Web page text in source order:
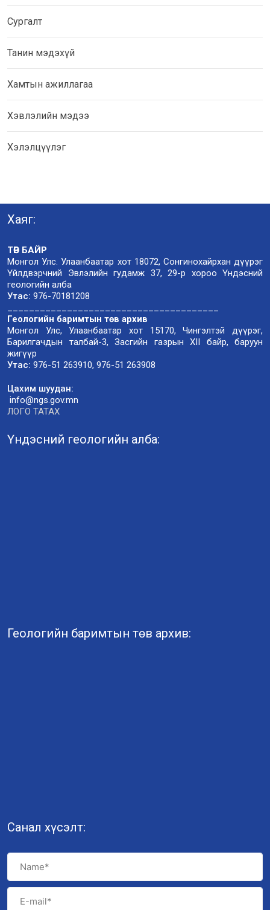
Сургалт
Танин мэдэхүй
Хамтын ажиллагаа
Хэвлэлийн мэдээ
Хэлэлцүүлэг
Хаяг:
ТӨВ БАЙР
Монгол Улс. Улаанбаатар хот 18072, Сонгинохайрхан дүүрэг
Үйлдвэрчний Эвлэлийн гудамж 37, 29-р хороо Үндэсний
геологийн алба
Утас: 976-70181208
Геологийн баримтын төв архив
Монгол Улс, Улаанбаатар хот 15170, Чингэлтэй дүүрэг,
Барилгачдын талбай-3, Засгийн газрын XII байр, баруун
жигүүр
Утас: 976-51 263910, 976-51 263908
Цахим шуудан:
info@ngs.gov.mn
ЛОГО ТАТАХ
Үндэсний геологийн алба:
Геологийн баримтын төв архив:
Санал хүсэлт: